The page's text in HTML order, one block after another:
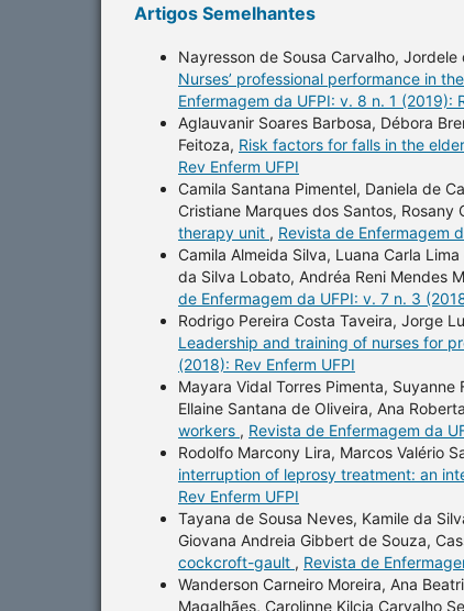
Artigos Semelhantes
Nayresson de Sousa Carvalho,
Nurses’ professional performance in
Enfermagem da UFPI: v. 8 n. 1 (2019):
Aglauvanir Soares Barbosa, Débora
Feitoza, Risk factors for falls in the
Rev Enferm UFPI
Camila Santana Pimentel, Daniela de
Cristiane Marques dos Santos, Rosany
therapy unit , Revista de Enfermagem
Camila Almeida Silva, Luana Carla
da Silva Lobato, Andréa Reni Mendes
de Enfermagem da UFPI: v. 7 n. 3
Rodrigo Pereira Costa Taveira, Jorge
Leadership and training of nurses for
(2018): Rev Enferm UFPI
Mayara Vidal Torres Pimenta,
Ellaine Santana de Oliveira, Ana
workers , Revista de Enfermagem da
Rodolfo Marcony Lira, Marcos Valério
interruption of leprosy treatment: an
Rev Enferm UFPI
Tayana de Sousa Neves, Kamile da
Giovana Andreia Gibbert de Souza,
cockcroft-gault , Revista de
Wanderson Carneiro Moreira, Ana
Magalhães, Carolinne Kilcia Carvalho